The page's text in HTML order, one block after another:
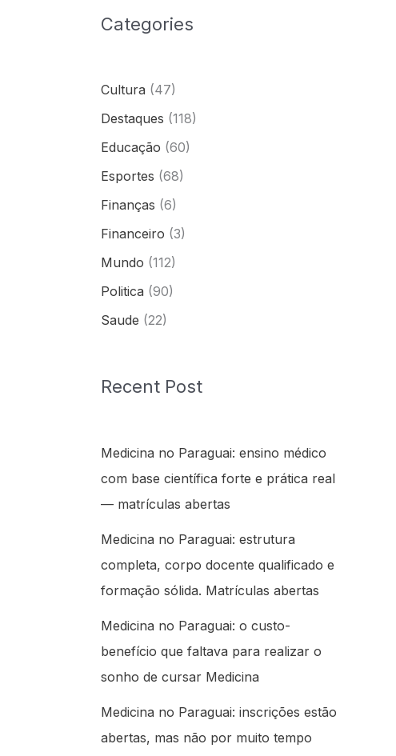
Categories
Cultura (47)
Destaques (118)
Educação (60)
Esportes (68)
Finanças (6)
Financeiro (3)
Mundo (112)
Politica (90)
Saude (22)
Recent Post
Medicina no Paraguai: ensino médico
com base científica forte e prática real
— matrículas abertas
Medicina no Paraguai: estrutura
completa, corpo docente qualificado e
formação sólida. Matrículas abertas
Medicina no Paraguai: o custo-
benefício que faltava para realizar o
sonho de cursar Medicina
Medicina no Paraguai: inscrições estão
abertas, mas não por muito tempo